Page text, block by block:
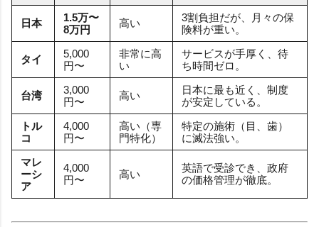
日本
1.5万〜
8万円
高い
3割負担だが、月々の保
険料が重い。
タイ
5,000
円〜
非常に高
い
サービスが手厚く、待
ち時間ゼロ。
台湾
3,000
円〜
高い
日本に最も近く、制度
が安定している。
トル
コ
4,000
円〜
高い（専
門特化）
特定の施術（目、歯）
に滅法強い。
マレ
ーシ
ア
4,000
円〜
高い
英語で受診でき、政府
の価格管理が徹底。